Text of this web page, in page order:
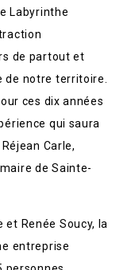
Labyrinthe
de partout et
de notre territoire.
ces dix années
qui saura
Carle,
de Sainte-
et Renée Soucy, la
entreprise